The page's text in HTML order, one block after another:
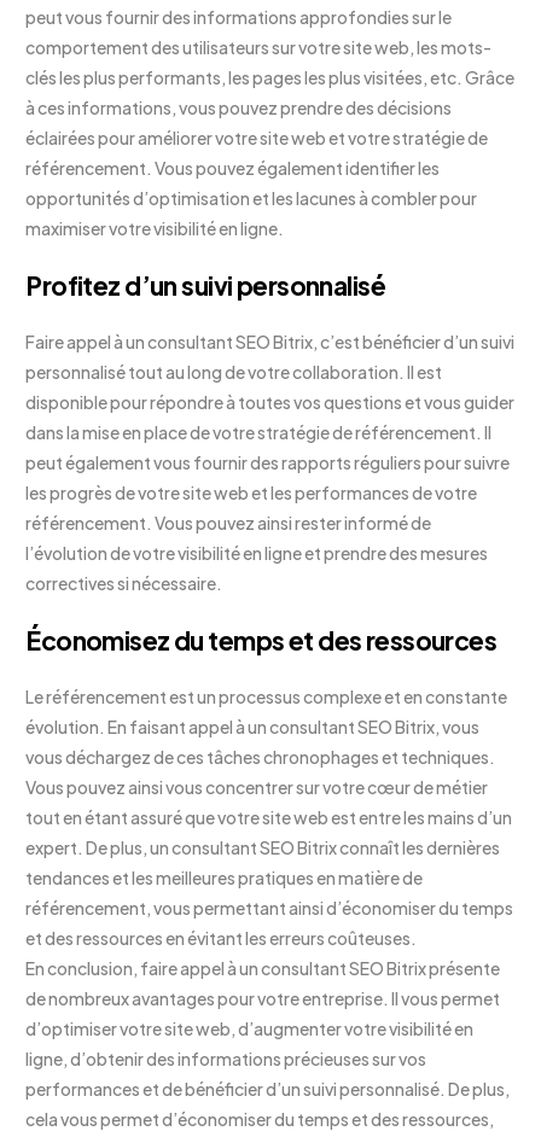
peut vous fournir des informations approfondies sur le
comportement des utilisateurs sur votre site web, les mots-
clés les plus performants, les pages les plus visitées, etc. Grâce
à ces informations, vous pouvez prendre des décisions
éclairées pour améliorer votre site web et votre stratégie de
référencement. Vous pouvez également identifier les
opportunités d’optimisation et les lacunes à combler pour
maximiser votre visibilité en ligne.
Profitez d’un suivi personnalisé
Faire appel à un consultant SEO Bitrix, c’est bénéficier d’un suivi
personnalisé tout au long de votre collaboration. Il est
disponible pour répondre à toutes vos questions et vous guider
dans la mise en place de votre stratégie de référencement. Il
peut également vous fournir des rapports réguliers pour suivre
les progrès de votre site web et les performances de votre
référencement. Vous pouvez ainsi rester informé de
l’évolution de votre visibilité en ligne et prendre des mesures
correctives si nécessaire.
Économisez du temps et des ressources
Le référencement est un processus complexe et en constante
évolution. En faisant appel à un consultant SEO Bitrix, vous
vous déchargez de ces tâches chronophages et techniques.
Vous pouvez ainsi vous concentrer sur votre cœur de métier
tout en étant assuré que votre site web est entre les mains d’un
expert. De plus, un consultant SEO Bitrix connaît les dernières
tendances et les meilleures pratiques en matière de
référencement, vous permettant ainsi d’économiser du temps
et des ressources en évitant les erreurs coûteuses.
En conclusion, faire appel à un consultant SEO Bitrix présente
de nombreux avantages pour votre entreprise. Il vous permet
d’optimiser votre site web, d’augmenter votre visibilité en
ligne, d’obtenir des informations précieuses sur vos
performances et de bénéficier d’un suivi personnalisé. De plus,
cela vous permet d’économiser du temps et des ressources,